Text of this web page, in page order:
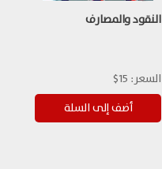
النقود والمصارف
السعر: 15$